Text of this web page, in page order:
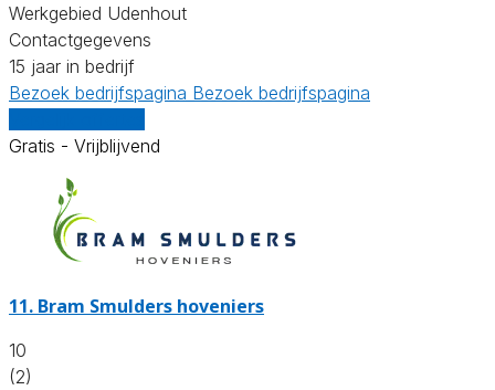
Werkgebied Udenhout
Contactgegevens
15 jaar in bedrijf
Bezoek bedrijfspagina Bezoek bedrijfspagina
Gratis - Vrijblijvend
11. Bram Smulders hoveniers
10
(2)